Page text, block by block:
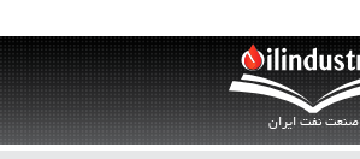
صنعت نفت ایران